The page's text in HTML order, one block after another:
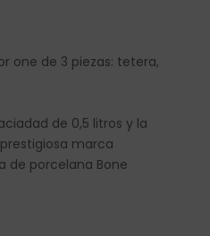
one de 3 piezas: tetera,
de 0,5 litros y la
marca
de porcelana Bone